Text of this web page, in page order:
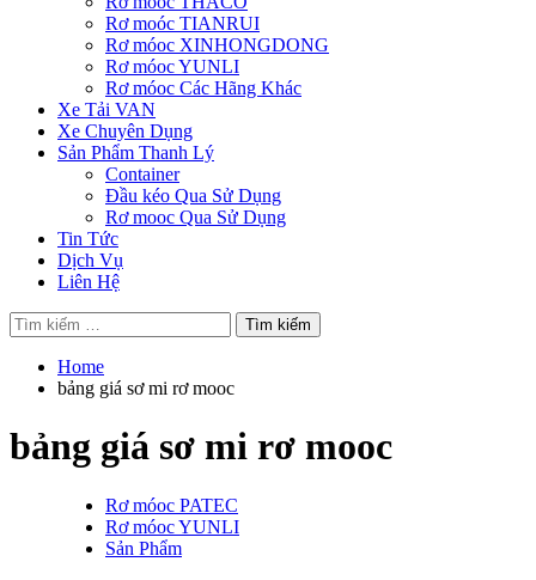
Rơ moóc TIANRUI
Rơ móoc XINHONGDONG
Rơ móoc YUNLI
Rơ móoc Các Hãng Khác
Xe Tải VAN
Xe Chuyên Dụng
Sản Phẩm Thanh Lý
Container
Đầu kéo Qua Sử Dụng
Rơ mooc Qua Sử Dụng
Tin Tức
Dịch Vụ
Liên Hệ
Tìm
kiếm
cho:
Home
bảng giá sơ mi rơ mooc
bảng giá sơ mi rơ mooc
Rơ móoc PATEC
Rơ móoc YUNLI
Sản Phẩm